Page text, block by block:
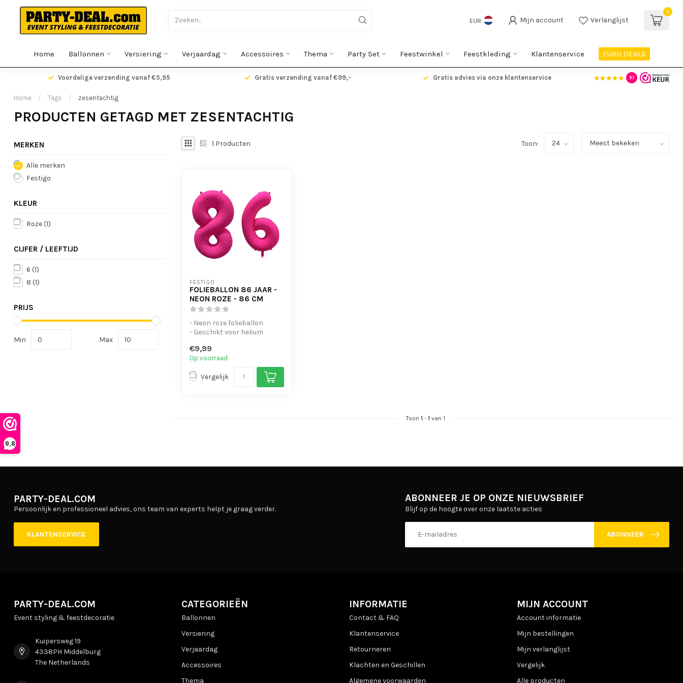
9,8
EUR Mijn account Verlanglijst
0
Home Ballonnen Versiering Verjaardag Accessoires Thema Party Set Feestwinkel Feestkleding Klantenservice EURO DEALS
Voordelige verzending vanaf €5,95 Gratis verzending vanaf €99,- Gratis advies via onze klantenservice 9.1
Home / Tags / zesentachtig
PRODUCTEN GETAGD MET ZESENTACHTIG
MERKEN
Alle merken
Festigo
KLEUR
Roze (1)
CIJFER / LEEFTIJD
6 (1)
8 (1)
PRIJS
Min Max
1 Producten Toon:
FESTIGO
FOLIEBALLON 86 JAAR -
NEON ROZE - 86 CM
- Neon roze folieballon
- Geschikt voor helium
op te...
€9,99
Op voorraad
Vergelijk
Toon 1- 1van 1
PARTY-DEAL.COM
Persoonlijk en professioneel advies, ons team van experts helpt je graag verder.
KLANTENSERVICE
ABONNEER JE OP ONZE NIEUWSBRIEF
Blijf op de hoogte over onze laatste acties
ABONNEER
PARTY-DEAL.COM
Event styling & feestdecoratie
Kuipersweg 19
4338PH Middelburg
The Netherlands
CATEGORIEËN
Ballonnen
Versiering
Verjaardag
Accessoires
Thema
INFORMATIE
Contact & FAQ
Klantenservice
Retourneren
Klachten en Geschillen
Algemene voorwaarden
MIJN ACCOUNT
Account informatie
Mijn bestellingen
Mijn verlanglijst
Vergelijk
Alle producten